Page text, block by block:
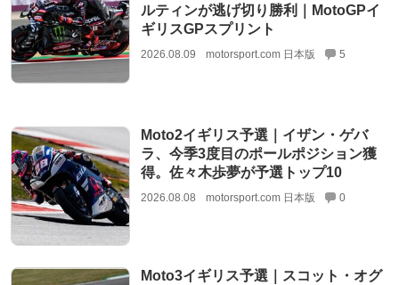
ルティンが逃げ切り勝利｜MotoGPイ
ギリスGPスプリント
2026.08.09 motorsport.com 日本版 5
Moto2イギリス予選｜イザン・ゲバ
ラ、今季3度目のポールポジション獲
得。佐々木歩夢が予選トップ10
2026.08.08 motorsport.com 日本版 0
Moto3イギリス予選｜スコット・オグ